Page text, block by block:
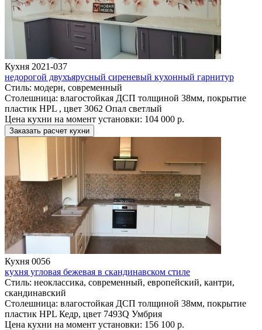
Кухня 2021-037
недорогой двухъярусный сиреневый кухонный гарнитур
Стиль: модерн, современный
Столешница: влагостойкая ДСП толщиной 38мм, покрытие
пластик HPL , цвет 3062 Опал светлый
Цена кухни на момент установки: 104 000 р.
Заказать расчет кухни
Кухня 0056
кухня угловая бежевая в скандинавском стиле
Стиль: неоклассика, современный, европейский, кантри,
скандинавский
Столешница: влагостойкая ДСП толщиной 38мм, покрытие
пластик HPL Кедр, цвет 7493Q Умбрия
Цена кухни на момент установки: 156 100 р.